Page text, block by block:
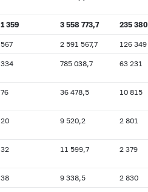
1 359 3 558 773,7 235 380
567 2 591 567,7 126 349
334 785 038,7 63 231
76 36 478,5 10 815
20 9 520,2 2 801
32 11 599,7 2 379
38 9 338,5 2 830